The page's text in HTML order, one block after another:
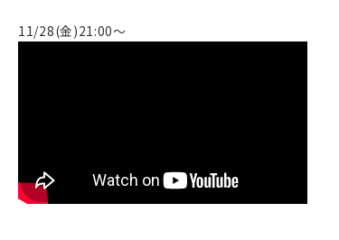
PROFILE
11/28(金)21:00〜